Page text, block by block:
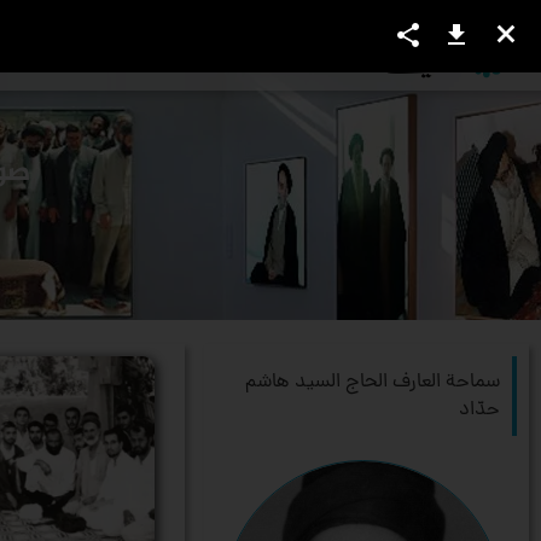
سماحة العارف الحاج السيد هاشم
حدّاد‏
close
download
share